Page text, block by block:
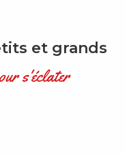
et grands
s'éclater